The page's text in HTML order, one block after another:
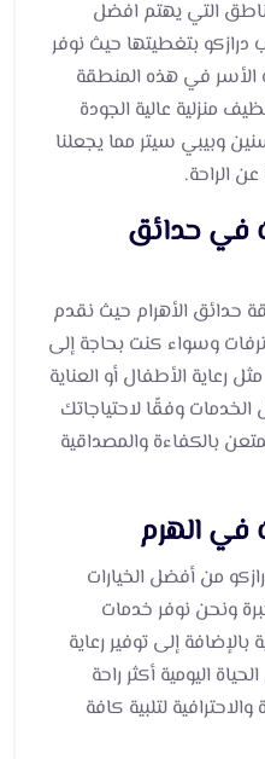
التي يهتم افضل
بتغطيتها حيث نوفر
الأسر في هذه المنطقة
منزلية عالية الجودة
وبيبي سيتر مما يجعلنا
الراحة.
في حدائق
حدائق الأهرام حيث نقدم
وسواء كنت بحاجة إلى
رعاية الأطفال أو العناية
وفقًا لاحتياجاتك
بالكفاءة والمصداقية
الهرم
من أفضل الخيارات
ونحن نوفر خدمات
إلى توفير رعاية
اليومية أكثر راحة
لتلبية كافة